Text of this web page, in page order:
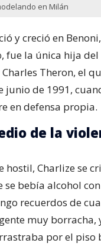
en Milán
y creció en
fue la única hija
Theron, el
junio de 1991,
en defensa propia.
de la
hostil, Charlize se
bebía alcohol
recuerdos de
muy borracha,
por el piso